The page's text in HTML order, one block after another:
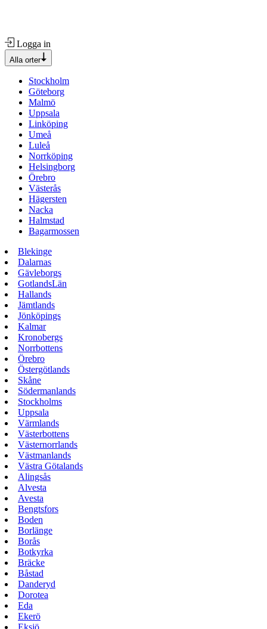
Logga in
Alla orter
Stockholm
Göteborg
Malmö
Uppsala
Linköping
Umeå
Luleå
Norrköping
Helsingborg
Örebro
Västerås
Hägersten
Nacka
Halmstad
Bagarmossen
Blekinge
Dalarnas
Gävleborgs
GotlandsLän
Hallands
Jämtlands
Jönköpings
Kalmar
Kronobergs
Norrbottens
Örebro
Östergötlands
Skåne
Södermanlands
Stockholms
Uppsala
Värmlands
Västerbottens
Västernorrlands
Västmanlands
Västra Götalands
Alingsås
Alvesta
Avesta
Bengtsfors
Boden
Borlänge
Borås
Botkyrka
Bräcke
Båstad
Danderyd
Dorotea
Eda
Ekerö
Eksjö